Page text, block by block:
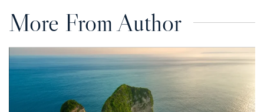
More From Author